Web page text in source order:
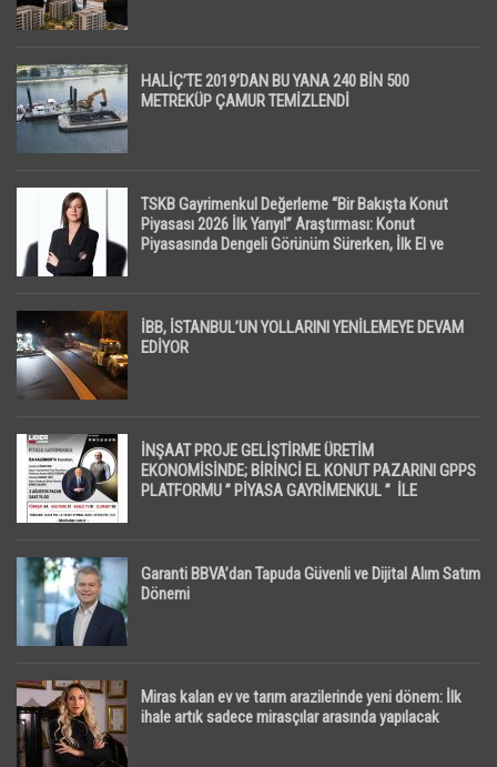
HALİÇ’TE 2019’DAN BU YANA 240 BİN 500
METREKÜP ÇAMUR TEMİZLENDİ
TSKB Gayrimenkul Değerleme “Bir Bakışta Konut
Piyasası 2026 İlk Yarıyıl” Araştırması: Konut
Piyasasında Dengeli Görünüm Sürerken, İlk El ve
İBB, İSTANBUL’UN YOLLARINI YENİLEMEYE DEVAM
EDİYOR
İNŞAAT PROJE GELİŞTİRME ÜRETİM
EKONOMİSİNDE; BİRİNCİ EL KONUT PAZARINI GPPS
PLATFORMU ” PİYASA GAYRİMENKUL ” İLE
Garanti BBVA’dan Tapuda Güvenli ve Dijital Alım Satım
Dönemi
Miras kalan ev ve tarım arazilerinde yeni dönem: İlk
ihale artık sadece mirasçılar arasında yapılacak